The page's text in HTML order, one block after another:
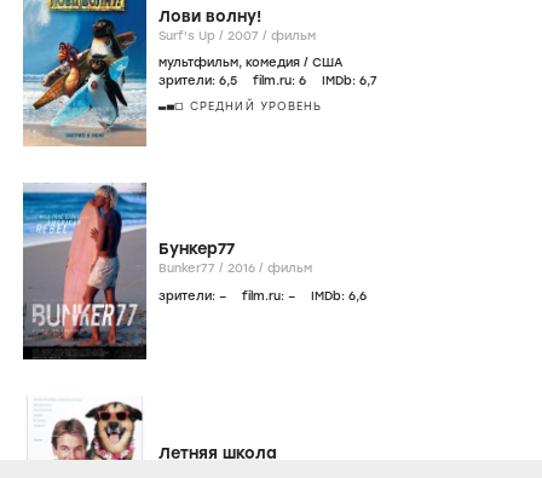
Лови волну!
Surf's Up / 2007 / фильм
мультфильм, комедия / США
зрители: 6,5 film.ru: 6 IMDb: 6,7
СРЕДНИЙ УРОВЕНЬ
Бункер77
Bunker77 / 2016 / фильм
зрители: – film.ru: – IMDb: 6,6
Летняя школа